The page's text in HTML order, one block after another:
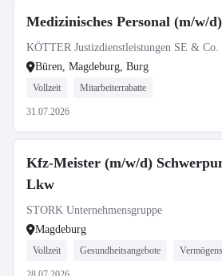
Medizinisches Personal (m/w/d)
KÖTTER Justizdienstleistungen SE & Co.
Büren, Magdeburg, Burg
Vollzeit Mitarbeiterrabatte
31.07.2026
Kfz-Meister (m/w/d)
Lkw
STORK Unternehmensgruppe
Magdeburg
Vollzeit Gesundheitsangebote